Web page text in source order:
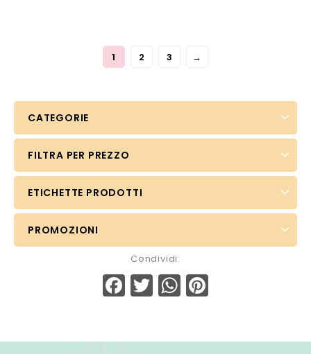
1 2 3 →
CATEGORIE
FILTRA PER PREZZO
ETICHETTE PRODOTTI
PROMOZIONI
Condividi:
Facebook
TwitterWhatsApp